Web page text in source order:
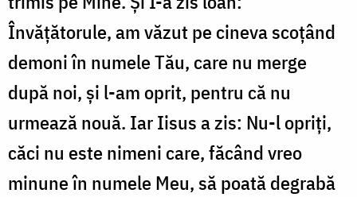
Învățătorule, am văzut pe cineva scoțând
demoni în numele Tău, care nu merge
după noi, și l-am oprit, pentru că nu
urmează nouă. Iar Iisus a zis: Nu-l opriți,
căci nu este nimeni care, făcând vreo
minune în numele Meu, să poată degrabă